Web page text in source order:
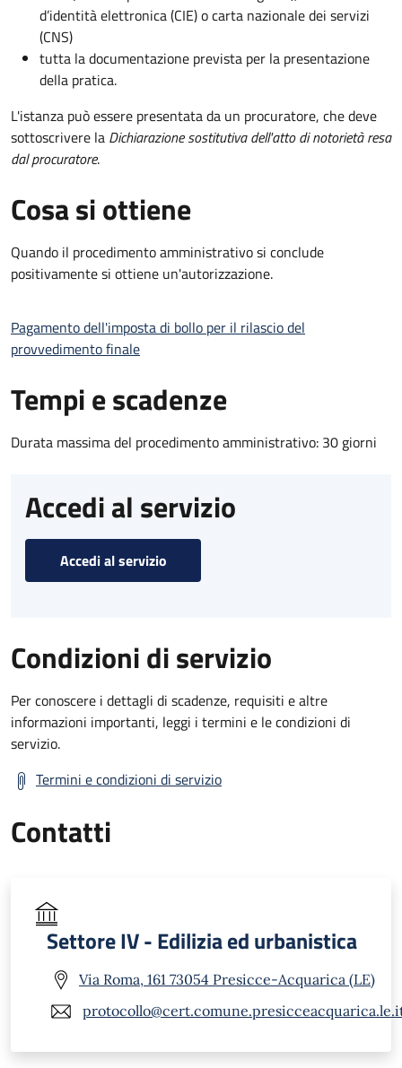
d’identità elettronica (CIE) o carta nazionale dei servizi
(CNS)
tutta la documentazione prevista per la presentazione
della pratica.
L'istanza può essere presentata da un procuratore, che deve
sottoscrivere la Dichiarazione sostitutiva dell'atto di notorietà resa
dal procuratore.
Cosa si ottiene
Quando il procedimento amministrativo si conclude
positivamente si ottiene un'autorizzazione.
Pagamento dell'imposta di bollo per il rilascio del
provvedimento finale
Tempi e scadenze
Durata massima del procedimento amministrativo: 30 giorni
Accedi al servizio
Accedi al servizio
Condizioni di servizio
Per conoscere i dettagli di scadenze, requisiti e altre
informazioni importanti, leggi i termini e le condizioni di
servizio.
Termini e condizioni di servizio
Contatti
Settore IV - Edilizia ed urbanistica
Via Roma, 161 73054 Presicce-Acquarica (LE)